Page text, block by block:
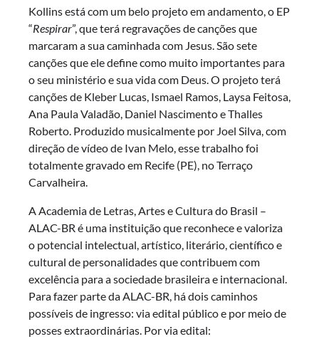
Kollins está com um belo projeto em andamento, o EP
“Respirar”, que terá regravações de canções que
marcaram a sua caminhada com Jesus. São sete
canções que ele define como muito importantes para
o seu ministério e sua vida com Deus. O projeto terá
canções de Kleber Lucas, Ismael Ramos, Laysa Feitosa,
Ana Paula Valadão, Daniel Nascimento e Thalles
Roberto. Produzido musicalmente por Joel Silva, com
direção de vídeo de Ivan Melo, esse trabalho foi
totalmente gravado em Recife (PE), no Terraço
Carvalheira.
A Academia de Letras, Artes e Cultura do Brasil –
ALAC-BR é uma instituição que reconhece e valoriza
o potencial intelectual, artístico, literário, científico e
cultural de personalidades que contribuem com
excelência para a sociedade brasileira e internacional.
Para fazer parte da ALAC-BR, há dois caminhos
possíveis de ingresso: via edital público e por meio de
posses extraordinárias. Por via edital: